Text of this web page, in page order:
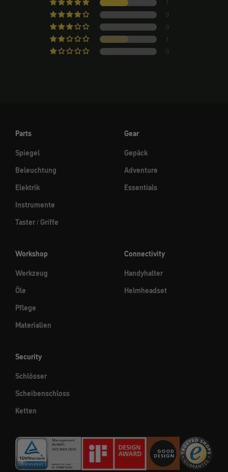
1
0
0
1
0
Parts
Spiegel
Beleuchtung
Elektrik
Instrumente
Taster / Griffe
Gear
Gepäck
Adventure
Essentials
Workshop
Werkzeug
Öle
Pflege
Materialien
Connectivity
Handyhalter
Helmheadset
Security
Schlösser
Scheibenschloss
Ketten